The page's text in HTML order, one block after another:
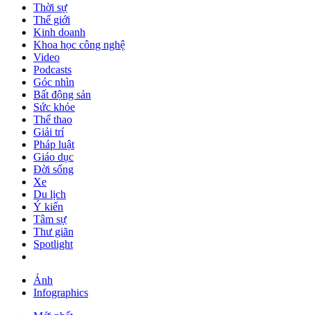
Thời sự
Thế giới
Kinh doanh
Khoa học công nghệ
Video
Podcasts
Góc nhìn
Bất động sản
Sức khỏe
Thể thao
Giải trí
Pháp luật
Giáo dục
Đời sống
Xe
Du lịch
Ý kiến
Tâm sự
Thư giãn
Spotlight
Ảnh
Infographics